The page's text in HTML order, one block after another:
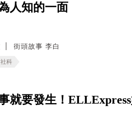
人知的一面
街頭故事 李白
科
就要發生！